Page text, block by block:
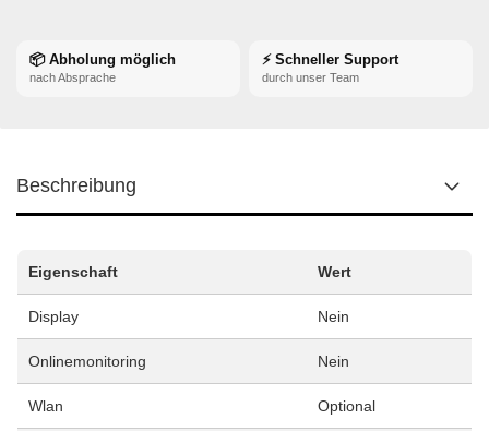
📦 Abholung möglich
nach Absprache
⚡ Schneller Support
durch unser Team
Beschreibung
Eigenschaft Wert
Display Nein
Onlinemonitoring Nein
Wlan Optional